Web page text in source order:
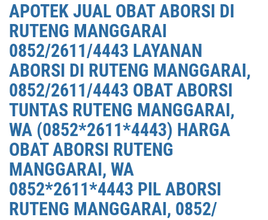
APOTEK JUAL OBAT ABORSI DI
RUTENG MANGGARAI
0852/2611/4443 LAYANAN
ABORSI DI RUTENG MANGGARAI,
0852/2611/4443 OBAT ABORSI
TUNTAS RUTENG MANGGARAI,
WA (0852*2611*4443) HARGA
OBAT ABORSI RUTENG
MANGGARAI, WA
0852*2611*4443 PIL ABORSI
RUTENG MANGGARAI, 0852/